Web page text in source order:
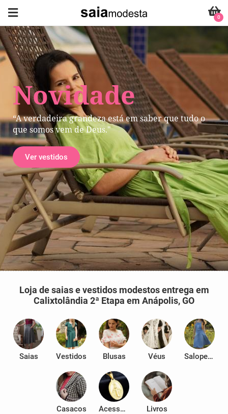
Novidade
“A verdadeira grandeza está em saber que tudo o
que somos vem de Deus."
Ver vestidos
0
Loja de saias e vestidos modestos entrega em
Calixtolândia 2ª Etapa em Anápolis, GO
Saias Vestidos Blusas Véus Salopetes
Casacos Acessórios Livros